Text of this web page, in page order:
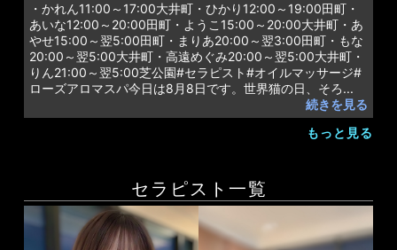
・かれん11:00～17:00大井町・ひかり12:00～19:00田町・
あいな12:00～20:00田町・ようこ15:00～20:00大井町・あ
やせ15:00～翌5:00田町・まりあ20:00～翌3:00田町・もな
20:00～翌5:00大井町・高遠めぐみ20:00～翌5:00大井町・
りん21:00～翌5:00芝公園#セラピスト#オイルマッサージ#
ローズアロマスパ今日は8月8日です。世界猫の日、そろ...
続きを見る
もっと見る
セラピスト一覧